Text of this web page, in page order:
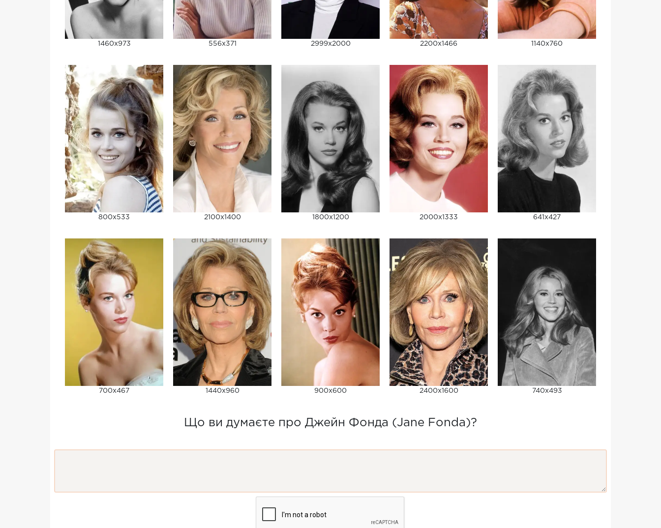
1460x973 556x371 2999x2000 2200x1466 1140x760
800x533 2100x1400 1800x1200 2000x1333 641x427
700x467 1440x960 900x600 2400x1600 740x493
Що ви думаєте про Джейн Фонда (Jane Fonda)?